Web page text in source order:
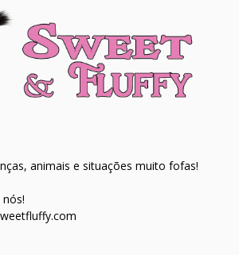
animais e situações muito fofas!